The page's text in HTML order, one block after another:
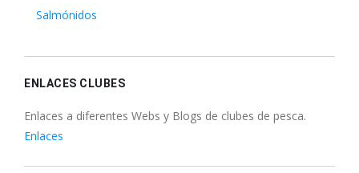
Salmónidos
ENLACES CLUBES
Enlaces a diferentes Webs y Blogs de clubes de pesca.
Enlaces